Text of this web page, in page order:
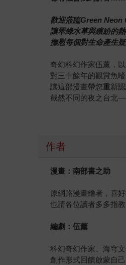
歡迎蒞臨Green Neon
讓翠綠水草與繽紛的熱
撫慰每個對生命產生
奇幻科幻作家伍薰，
對三十餘年的觀賞魚
讓這部漫畫帶您重新
截然不同的夜之台北
作者
漫畫：南部書之助
原網路漫畫繪者，喜
也請各位讀者多多指教
編劇：伍薰
科幻奇幻作家、海穹
創作形式回饋啟蒙自